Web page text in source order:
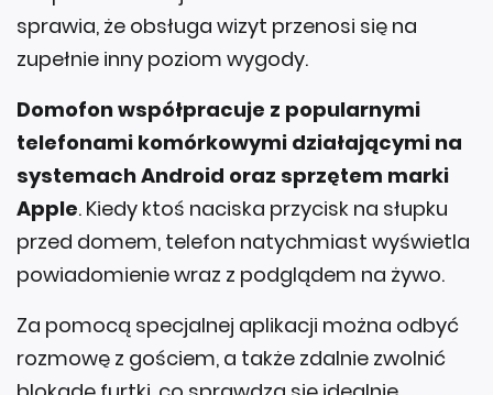
sprawia, że obsługa wizyt przenosi się na
zupełnie inny poziom wygody.
Domofon współpracuje z popularnymi
telefonami komórkowymi działającymi na
systemach Android oraz sprzętem marki
Apple. Kiedy ktoś naciska przycisk na słupku
przed domem, telefon natychmiast wyświetla
powiadomienie wraz z podglądem na żywo.
Za pomocą specjalnej aplikacji można odbyć
rozmowę z gościem, a także zdalnie zwolnić